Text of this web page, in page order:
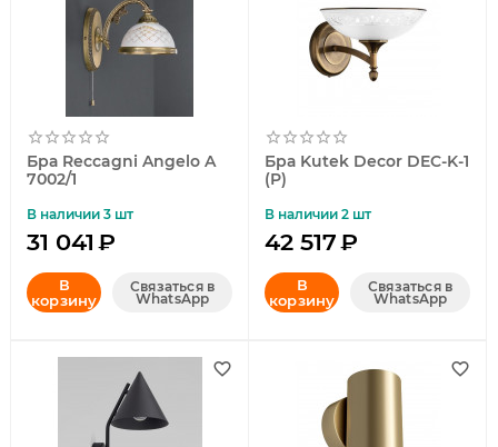
Бра Reccagni Angelo A
7002/1
В наличии 3 шт
31 041 ₽
В
корзину
Связаться в
WhatsApp
Бра Kutek Decor DEC-K-1
(P)
В наличии 2 шт
42 517₽
В
корзину
Связаться в
WhatsApp